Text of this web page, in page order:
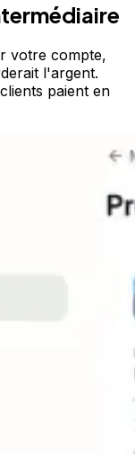
votre compte,
l'argent.
paient en